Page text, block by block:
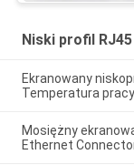
Niski profil RJ45
Ekranowany
Temperatura pracy
Mosiężny
Ethernet